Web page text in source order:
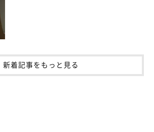
新着記事をもっと見る